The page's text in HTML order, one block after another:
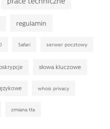
regulamin
Safari serwer pocztowy
słowa kluczowe
whois privacy
zmiana tła